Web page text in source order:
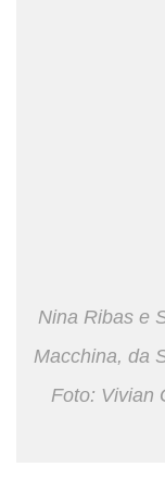
Nina Ribas e
Macchina, da
Foto: Vivian